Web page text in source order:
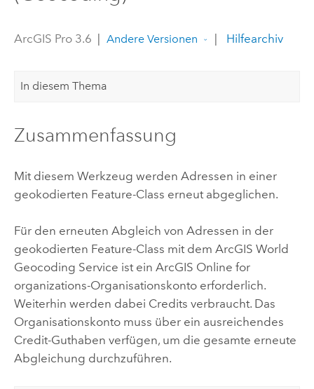
ArcGIS Pro 3.6 Andere Versionen Hilfearchiv
In diesem Thema
Zusammenfassung
Mit diesem Werkzeug werden Adressen in einer
geokodierten Feature-Class erneut abgeglichen.
Für den erneuten Abgleich von Adressen in der
geokodierten Feature-Class mit dem ArcGIS World
Geocoding Service ist ein ArcGIS Online for
organizations-Organisationskonto erforderlich.
Weiterhin werden dabei Credits verbraucht. Das
Organisationskonto muss über ein ausreichendes
Credit-Guthaben verfügen, um die gesamte erneute
Abgleichung durchzuführen.